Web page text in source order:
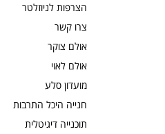
הצרפות לניוזלטר
צרו קשר
אולם צוקר
אולם לאוי
מועדון סלע
חנייה היכל התרבות
תוכנייה דיגיטלית